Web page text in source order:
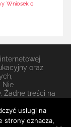
Wniosek o
oraz
Nie
Żadne treści na
lub do
usługi na
strony oznacza,